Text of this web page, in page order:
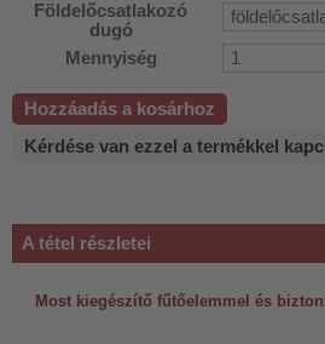
Földelőcsatlakozó
dugó
Mennyiség
Hozzáadás a kosárhoz
Kérdése van ezzel a termékkel
A tétel részletei
Most kiegészítő fűtőelemmel és